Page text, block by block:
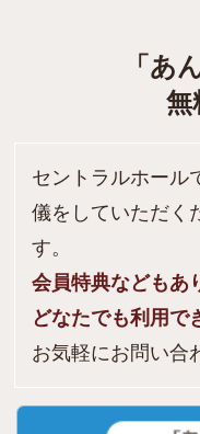
「あ
無
セントラルホール
儀をしていただく
す。
会員特典などもあ
どなたでも利用で
お気軽にお問い合